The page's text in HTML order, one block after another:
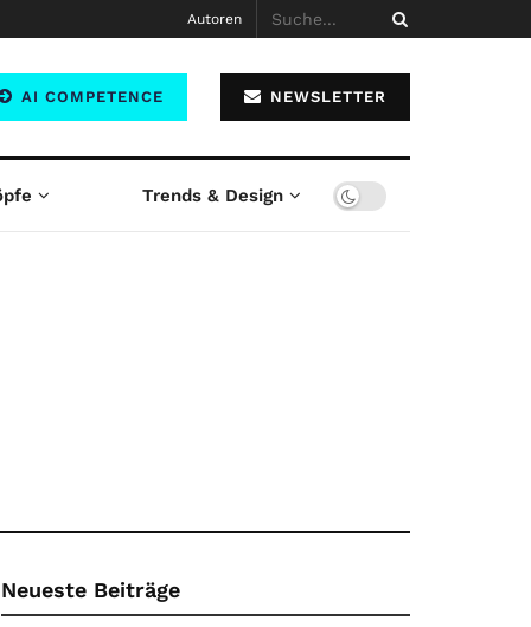
Autoren
AI COMPETENCE NEWSLETTER
Trends & Design
Neueste Beiträge